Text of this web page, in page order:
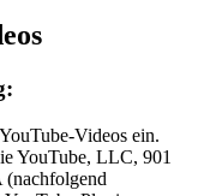
Videos ein.
YouTube, LLC, 901